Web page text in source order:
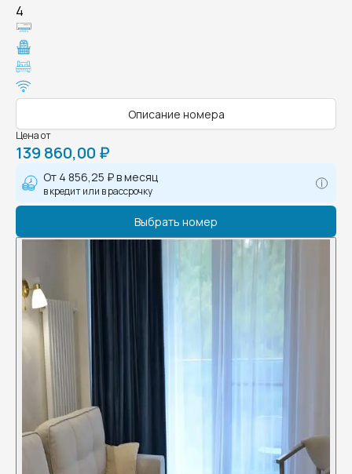
4
Описание номера
Цена от
139 860,00 ₽
От 4 856,25 ₽в месяц
в кредит или в рассрочку
Выбрать номер